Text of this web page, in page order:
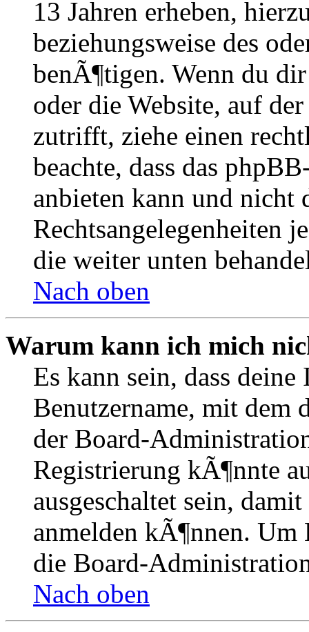
13 Jahren erheben,
beziehungsweise des
benÃ¶tigen. Wenn du
oder die Website, auf
zutrifft, ziehe einen
beachte, dass das
anbieten kann und
Rechtsangelegenheiten
die weiter unten
Nach oben
Warum kann ich mich
Es kann sein, dass
Benutzername, mit dem
der Board-
Registrierung kÃ¶nnte
ausgeschaltet sein,
anmelden kÃ¶nnen.
die Board-
Nach oben